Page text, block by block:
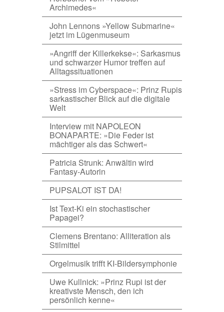
Archimedes«
John Lennons »Yellow Submarine«
jetzt im Lügenmuseum
»Angriff der Killerkekse«: Sarkasmus
und schwarzer Humor treffen auf
Alltagssituationen
»Stress im Cyberspace«: Prinz Rupis
sarkastischer Blick auf die digitale
Welt
Interview mit NAPOLEON
BONAPARTE: »Die Feder ist
mächtiger als das Schwert«
Patricia Strunk: Anwältin wird
Fantasy-Autorin
PUPSALOT IST DA!
Ist Text-Ki ein stochastischer
Papagei?
Clemens Brentano: Alliteration als
Stilmittel
Orgelmusik trifft KI-Bildersymphonie
Uwe Kullnick: »Prinz Rupi ist der
kreativste Mensch, den ich
persönlich kenne«